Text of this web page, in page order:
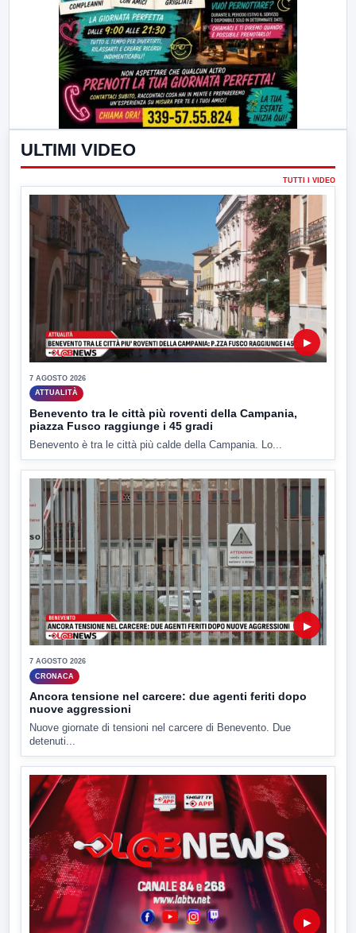
ULTIMI VIDEO
TUTTI I VIDEO
▶
7 AGOSTO 2026
ATTUALITÀ
Benevento tra le città più roventi della Campania,
piazza Fusco raggiunge i 45 gradi
Benevento è tra le città più calde della Campania. Lo...
▶
7 AGOSTO 2026
CRONACA
Ancora tensione nel carcere: due agenti feriti dopo
nuove aggressioni
Nuove giornate di tensioni nel carcere di Benevento. Due
detenuti...
▶